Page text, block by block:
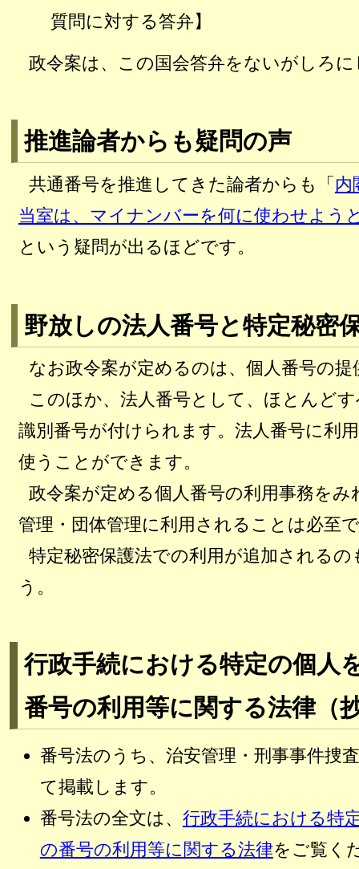
質問に対する答弁】
政令案は、この国会答弁をないがしろ
推進論者からも疑問の声
共通番号を推進してきた論者からも「 内
当室は、マイナンバーを何に使わせよう
という疑問が出るほどです。
野放しの法人番号と特定秘密
なお政令案が定めるのは、個人番号の提
このほか、法人番号として、ほとんど
識別番号が付けられます。法人番号に利
使うことができます。
政令案が定める個人番号の利用事務をみ
管理・団体管理に利用されることは必至
特定秘密保護法での利用が追加される
う。
行政手続における特定の個人
番号の利用等に関する法律（
番号法のうち、治安管理・刑事事件捜
て掲載します。
番号法の全文は、 行政手続における特
の番号の利用等に関する法律をご覧く